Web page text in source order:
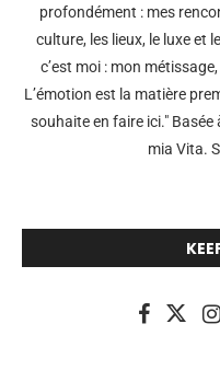
profondément : mes
culture, les lieux, le luxe et
c’est moi : mon
L’émotion est la matière
souhaite en faire ici."
mia Vita.